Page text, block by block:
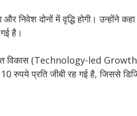
निवेश दोनों में वृद्धि होगी। उन्होंने
है।
विकास (Technology-led
रुपये प्रति जीबी रह गई है, जिससे